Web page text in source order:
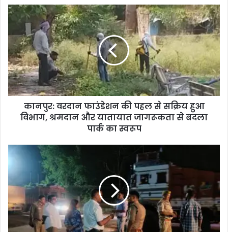
कानपुर: वरदान फाउंडेशन की पहल से सक्रिय हुआ
विभाग, श्रमदान और यातायात जागरूकता से बदला
पार्क का स्वरूप